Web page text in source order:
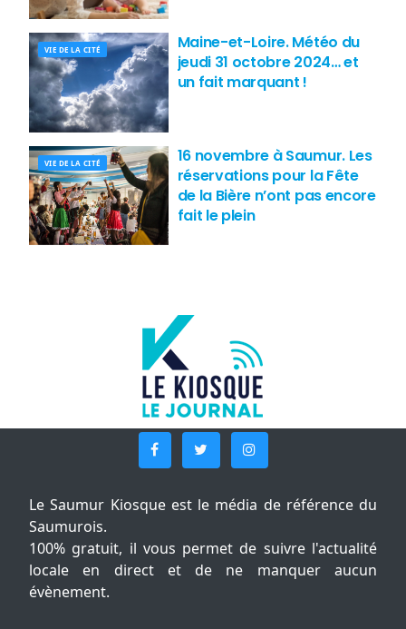
VIE DE LA CITÉ
Maine-et-Loire. Météo du
jeudi 31 octobre 2024… et
un fait marquant !
VIE DE LA CITÉ
16 novembre à Saumur. Les
réservations pour la Fête
de la Bière n’ont pas encore
fait le plein
Le Saumur Kiosque est le média de référence du
Saumurois.
100% gratuit, il vous permet de suivre l'actualité
locale en direct et de ne manquer aucun
évènement.